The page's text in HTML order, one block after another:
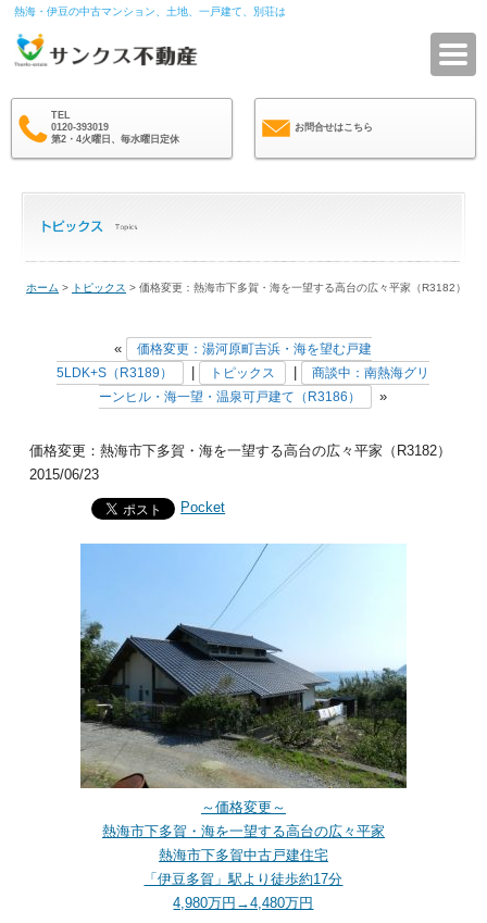
熱海・伊豆の中古マンション、土地、一戸建て、別荘は
TEL
0120-393019
第2・4火曜日、毎水曜日定休
お問合せはこちら
ホーム > トピックス > 価格変更：熱海市下多賀・海を一望する高台の広々平家（R3182）
«
価格変更：湯河原町吉浜・海を望む戸建
5LDK+S（R3189）
トピックス
商談中：南熱海グリ
ーンヒル・海一望・温泉可戸建て（R3186）
»
価格変更：熱海市下多賀・海を一望する高台の広々平家（R3182）
2015/06/23
Pocket
～価格変更～
熱海市下多賀・海を一望する高台の広々平家
熱海市下多賀中古戸建住宅
「伊豆多賀」駅より徒歩約17分
4,980万円→4,480万円